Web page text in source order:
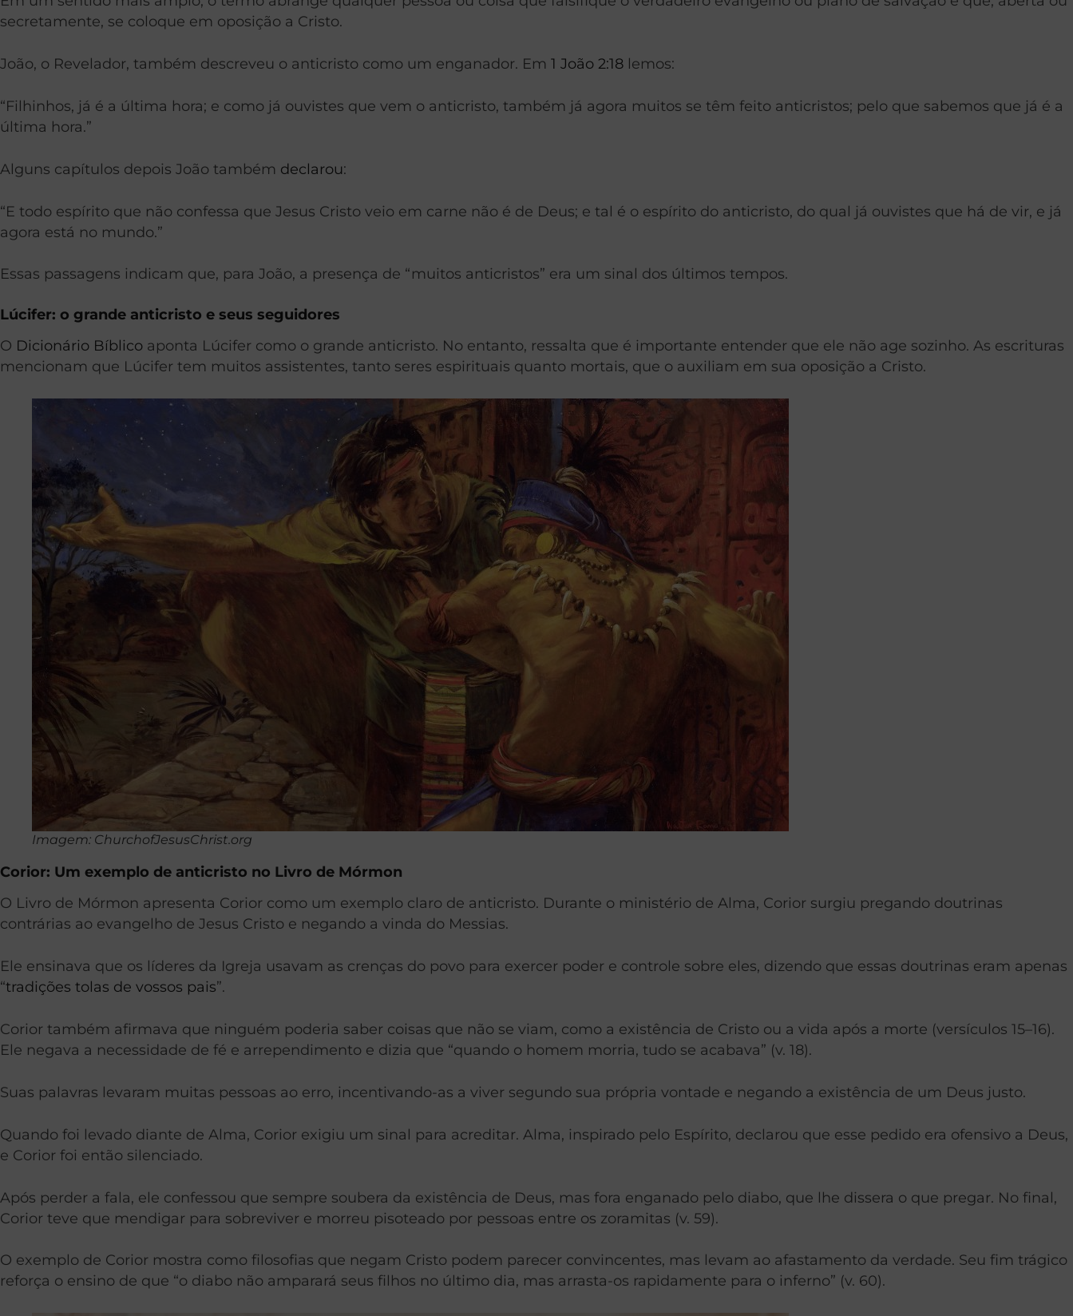
secretamente, se coloque em oposição a Cristo.
João, o Revelador, também descreveu o anticristo como um enganador. Em 1 João 2:18 lemos:
“Filhinhos, já é a última hora; e como já ouvistes que vem o anticristo, também já agora muitos se têm feito anticristos; pelo que sabemos que já é a
última hora.”
Alguns capítulos depois João também declarou:
“E todo espírito que não confessa que Jesus Cristo veio em carne não é de Deus; e tal é o espírito do anticristo, do qual já ouvistes que há de vir, e já
agora está no mundo.”
Essas passagens indicam que, para João, a presença de “muitos anticristos” era um sinal dos últimos tempos.
Lúcifer: o grande anticristo e seus seguidores
O Dicionário Bíblico aponta Lúcifer como o grande anticristo. No entanto, ressalta que é importante entender que ele não age sozinho. As escrituras
mencionam que Lúcifer tem muitos assistentes, tanto seres espirituais quanto mortais, que o auxiliam em sua oposição a Cristo.
Imagem: ChurchofJesusChrist.org
Corior: Um exemplo de anticristo no Livro de Mórmon
O Livro de Mórmon apresenta Corior como um exemplo claro de anticristo. Durante o ministério de Alma, Corior surgiu pregando doutrinas
contrárias ao evangelho de Jesus Cristo e negando a vinda do Messias.
Ele ensinava que os líderes da Igreja usavam as crenças do povo para exercer poder e controle sobre eles, dizendo que essas doutrinas eram apenas
“tradições tolas de vossos pais”.
Corior também afirmava que ninguém poderia saber coisas que não se viam, como a existência de Cristo ou a vida após a morte (versículos 15–16).
Ele negava a necessidade de fé e arrependimento e dizia que “quando o homem morria, tudo se acabava” (v. 18).
Suas palavras levaram muitas pessoas ao erro, incentivando-as a viver segundo sua própria vontade e negando a existência de um Deus justo.
Quando foi levado diante de Alma, Corior exigiu um sinal para acreditar. Alma, inspirado pelo Espírito, declarou que esse pedido era ofensivo a Deus,
e Corior foi então silenciado.
Após perder a fala, ele confessou que sempre soubera da existência de Deus, mas fora enganado pelo diabo, que lhe dissera o que pregar. No final,
Corior teve que mendigar para sobreviver e morreu pisoteado por pessoas entre os zoramitas (v. 59).
O exemplo de Corior mostra como filosofias que negam Cristo podem parecer convincentes, mas levam ao afastamento da verdade. Seu fim trágico
reforça o ensino de que “o diabo não amparará seus filhos no último dia, mas arrasta-os rapidamente para o inferno” (v. 60).